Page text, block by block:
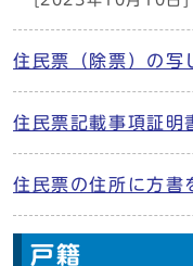
住民票（除票）の写
住民票記載事項証明
住民票の住所に方書
戸籍